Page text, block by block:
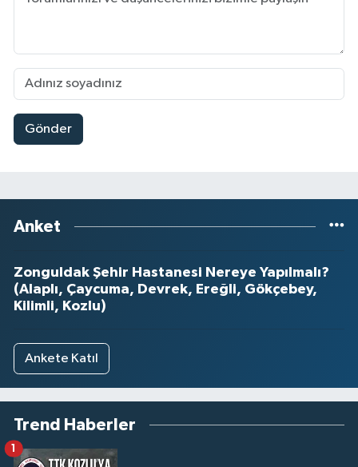
Gönder
Anket
Zonguldak Şehir Hastanesi Nereye Yapılmalı?
(Alaplı, Çaycuma, Devrek, Ereğli, Gökçebey,
Kilimli, Kozlu)
Ankete Katıl
Trend Haberler
1